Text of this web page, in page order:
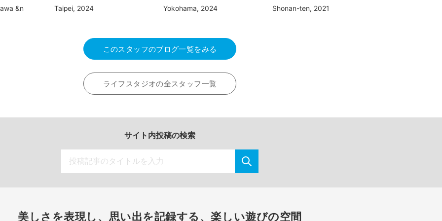
&n Taipei, 2024 Yokohama, 2024 Shonan-ten, 2021
このスタッフのブログ一覧をみる
ライフスタジオの全スタッフ一覧
サイト内投稿の検索
美しさを表現し、思い出を記録する、楽しい遊びの空間